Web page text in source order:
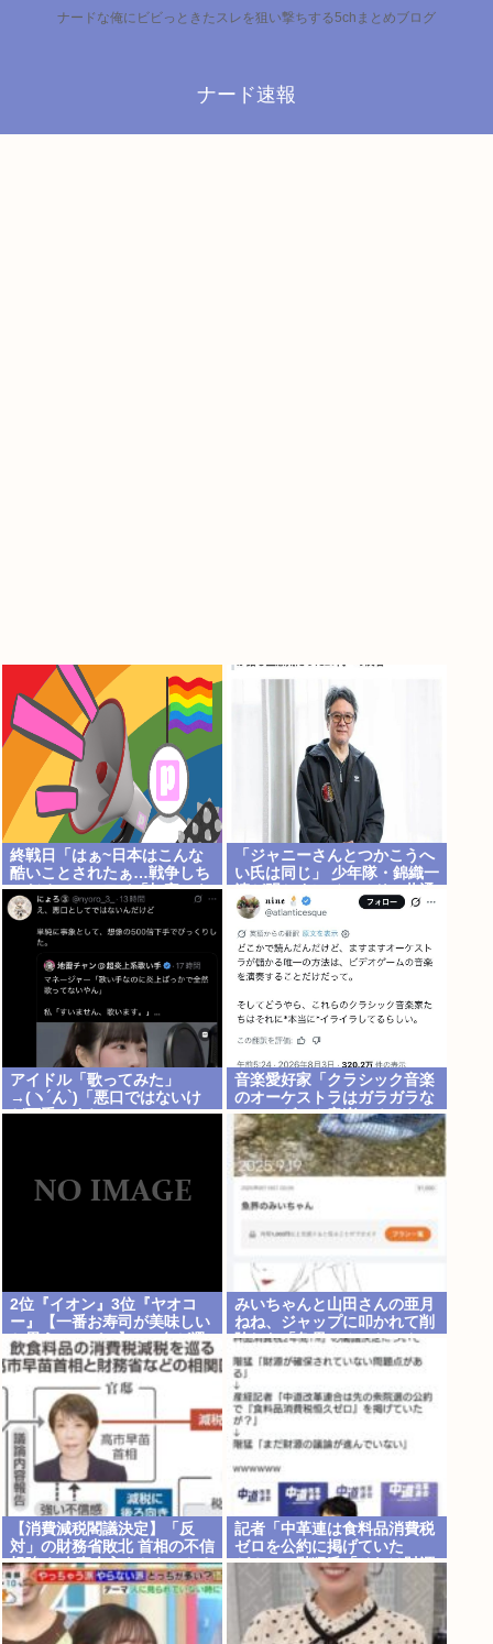
ナードな俺にビビっときたスレを狙い撃ちする5chまとめブログ
ナード速報
終戦日「はぁ~日本はこんな
酷いことされたぁ…戦争しち
ゃだめぇ…」ワイ「加害にも
触れたら？」
「ジャニーさんとつかこうへ
い氏は同じ」 少年隊・錦織一
清が明かすレジェンドの共通
点と我流の演出論
アイドル「歌ってみた」
→(ヽ´ん`)「悪口ではないけ
ど下手ですね」
音楽愛好家「クラシック音楽
のオーケストラはガラガラな
のに、ゲーム音楽のオーケス
トラは満員…本当にイライラ
する」
2位『イオン』3位『ヤオコ
ー』【一番お寿司が美味しい
と思うスーパー】300名が選
ぶ1位に
みいちゃんと山田さんの亜月
ねね、ジャップに叩かれて削
除した「魚界のみいちゃん」
記事を復活
【消費減税閣議決定】「反
対」の財務省敗北 首相の不信
根強く 人事介入をちらつかさ
れ…
記者「中革連は食料品消費税
ゼロを公約に掲げていた
が？」→階猛氏「それは財源
確保という条件付き」